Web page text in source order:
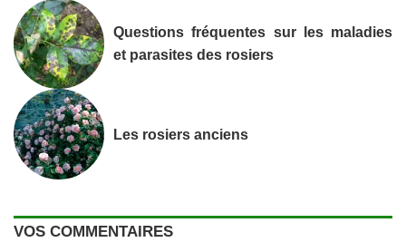
Questions fréquentes sur les maladies
et parasites des rosiers
Les rosiers anciens
VOS COMMENTAIRES